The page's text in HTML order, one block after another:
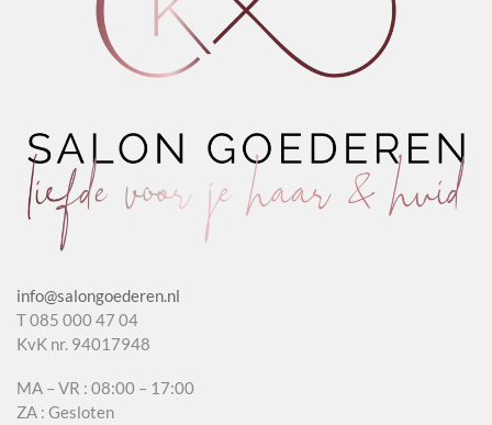
info@salongoederen.nl
T 085 000 47 04
KvK nr. 94017948
MA – VR : 08:00 – 17:00
ZA : Gesloten